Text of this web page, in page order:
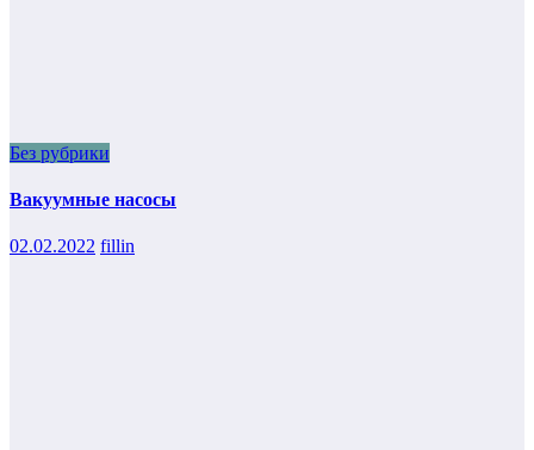
Без рубрики
Вакуумные насосы
02.02.2022 fillin